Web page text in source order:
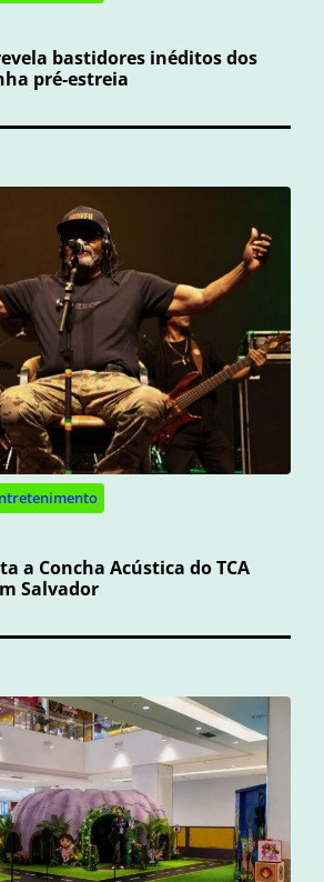
bastidores inéditos dos
pré-estreia
a Concha Acústica do TCA
Salvador